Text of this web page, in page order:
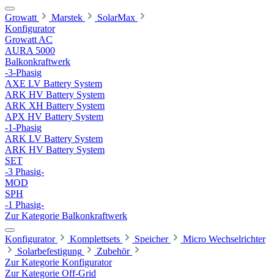
Growatt Marstek
SolarMax
Konfigurator
Growatt AC
AURA 5000
Balkonkraftwerk
-3-Phasig
AXE LV Battery System
ARK HV Battery System
ARK XH Battery System
APX HV Battery System
-1-Phasig
ARK LV Battery System
ARK HV Battery System
SET
-3 Phasig-
MOD
SPH
-1 Phasig-
Zur Kategorie Balkonkraftwerk
Konfigurator Komplettsets Speicher
Micro Wechselrichter
Solarbefestigung
Zubehör
Zur Kategorie Konfigurator
Zur Kategorie Off-Grid